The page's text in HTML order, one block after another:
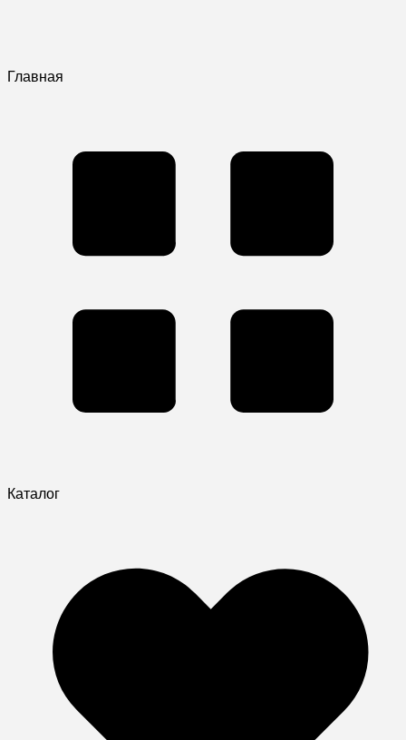
Главная
Каталог